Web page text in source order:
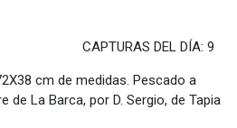
CAPTURAS DEL DÍA: 9
cm de medidas. Pescado a
de La Barca, por D. Sergio, de Tapia